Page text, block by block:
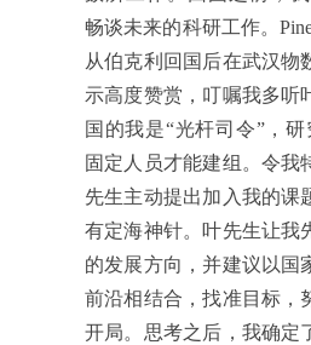
畅谈未来的科研工作。
从伯克利回国后在武汉物
示高度赞赏，叮嘱我多听
国的我是“光杆司令”，研
固定人员才能建组。令我
先生主动提出加入我的课
有定海神针。叶先生让我
的发展方向，并建议以国
前沿相结合，找准目标，
开局。思考之后，我确定